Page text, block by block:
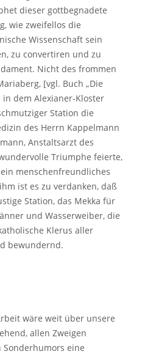
dieser gottbegnadete
wie zweifellos die
Wissenschaft sein
zu convertiren und zu
Nicht des frommen
[vgl. Buch „Die
dem Alexianer-Kloster
Station die
des Herrn Kappelmann
Anstaltsarzt des
Triumphe feierte,
menschenfreundliches
ist es zu verdanken, daß
Station, das Mekka für
und Wasserweiber, die
Klerus aller
bewundernd.
wäre weit über unsere
allen Zweigen
eine